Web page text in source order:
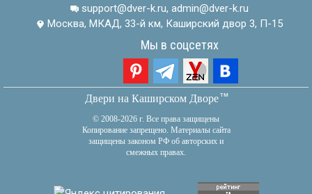
support@dver-k.ru, admin@dver-k.ru
Москва, МКАД, 33-й км, Каширский двор 3, П-15
Мы в соцсетях
Двери на Каширском Дворетм
© 2008-2026 г. Все права защищены
Копирование запрещено. Материалы сайта
защищены законом РФ об авторских и
смежных правах.